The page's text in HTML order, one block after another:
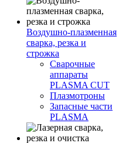
Воздушно-плазменная
сварка, резка и
строжка
Сварочные
аппараты
PLASMA CUT
Плазмотроны
Запасные части
PLASMA